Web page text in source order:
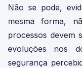
Não se pode,
mesma forma,
processos devem
evoluções nos
segurança